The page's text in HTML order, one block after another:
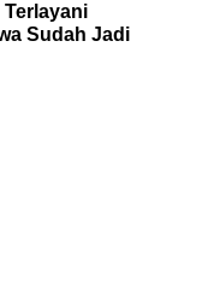
Sudah Jadi